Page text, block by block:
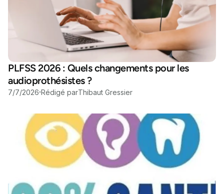
PLFSS 2026 : Quels changements pour les
audioprothésistes ?
7/7/2026 Rédigé parThibaut Gressier